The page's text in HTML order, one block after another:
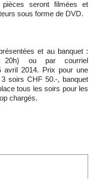
pièces seront filmées et
sous forme de DVD.
et au banquet :
ou par courriel
avril 2014. Prix pour une
soirs CHF 50.-, banquet
tous les soirs pour les
chargés.